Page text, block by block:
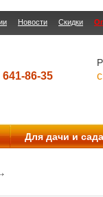
Новости Скидки
641-86-35
Для дачи и сада